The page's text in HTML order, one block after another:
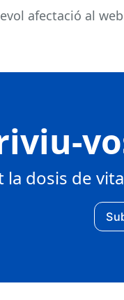
afectació al web
la dosis de